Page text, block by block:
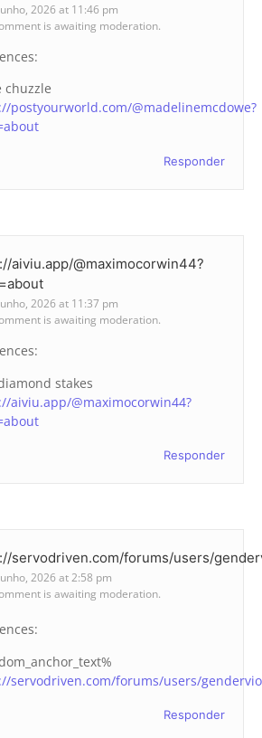
2026 at 11:46 pm
is awaiting moderation.
chuzzle
postyourworld.com/@madelinemcdowe?
Responder
aiviu.app/@maximocorwin44?
2026 at 11:37 pm
is awaiting moderation.
stakes
aiviu.app/@maximocorwin44?
Responder
servodriven.com/forums/users/
2026 at 2:58 pm
is awaiting moderation.
servodriven.com/forums/users/
Responder